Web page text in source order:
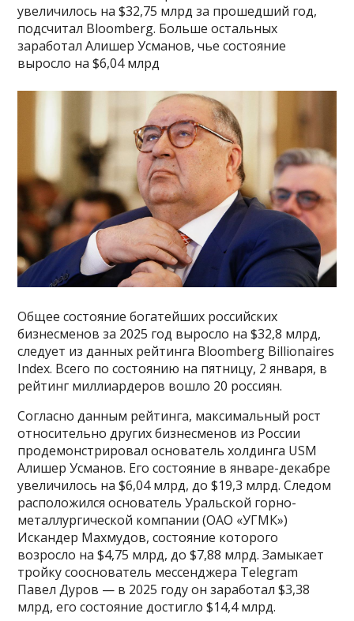
увеличилось на $32,75 млрд за прошедший год,
подсчитал Bloomberg. Больше остальных
заработал Алишер Усманов, чье состояние
выросло на $6,04 млрд
Общее состояние богатейших российских
бизнесменов за 2025 год выросло на $32,8 млрд,
следует из данных рейтинга Bloomberg Billionaires
Index. Всего по состоянию на пятницу, 2 января, в
рейтинг миллиардеров вошло 20 россиян.
Согласно данным рейтинга, максимальный рост
относительно других бизнесменов из России
продемонстрировал основатель холдинга USM
Алишер Усманов. Его состояние в январе-декабре
увеличилось на $6,04 млрд, до $19,3 млрд. Следом
расположился основатель Уральской горно-
металлургической компании (ОАО «УГМК»)
Искандер Махмудов, состояние которого
возросло на $4,75 млрд, до $7,88 млрд. Замыкает
тройку сооснователь мессенджера Telegram
Павел Дуров — в 2025 году он заработал $3,38
млрд, его состояние достигло $14,4 млрд.